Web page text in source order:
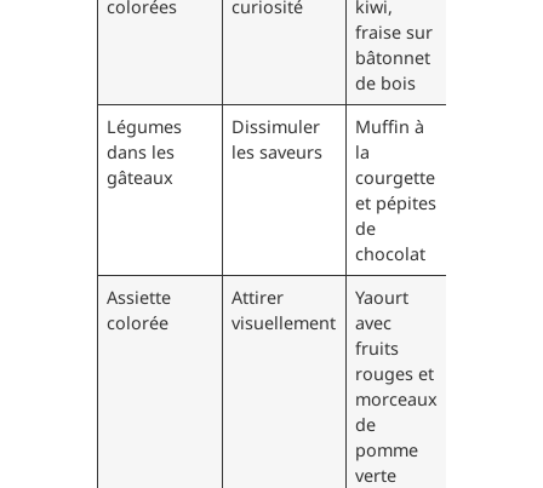
colorées
curiosité
kiwi,
fraise sur
bâtonnet
de bois
Légumes
dans les
gâteaux
Dissimuler
les saveurs
Muffin à
la
courgette
et pépites
de
chocolat
Assiette
colorée
Attirer
visuellement
Yaourt
avec
fruits
rouges et
morceaux
de
pomme
verte